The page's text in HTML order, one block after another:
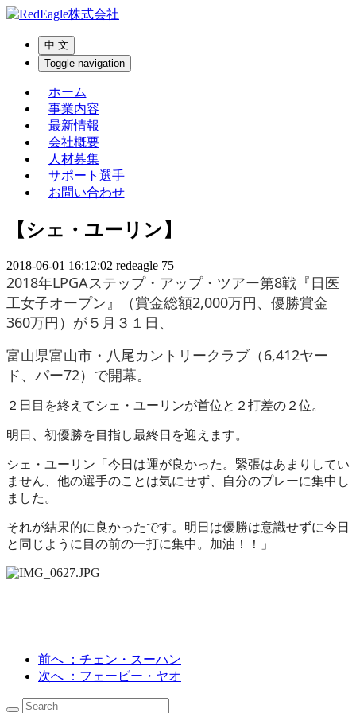
中 文
Toggle navigation
ホーム
事業内容
最新情報
会社概要
人材募集
サポート選手
お問い合わせ
【シェ・ユーリン】
2018-06-01 16:12:02 redeagle 75
2018年LPGAステップ・アップ・ツアー第8戦『日医
工女子オープン』
（賞金総額2,000万円、優勝賞金
360万円）が５月３１日、
富山県富山市・八尾カントリークラブ（6,412ヤー
ド、パー72）で開幕。
２日目を終えてシェ・ユーリンが首位と２打差の２位。
明日、初優勝を目指し最終日を迎えます。
シェ・ユーリン「今日は運が良かった。緊張はあまりしてい
ません、他の選手のことは気にせず、自分のプレーに集中し
ました。
それが結果的に良かったです。明日は優勝は意識せずに今日
と同じように目の前の一打に集中。加油！！」
前へ
：チェン・スーハン
次へ
：フェービー・ヤオ